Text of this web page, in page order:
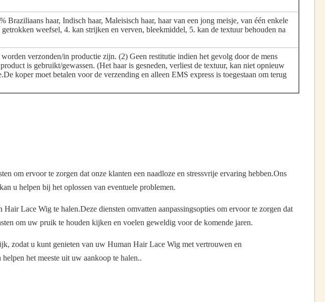
haar, Indisch haar, Maleisisch haar, haar van een jong meisje, van één enkele
weefsel, 4. kan strijken en verven, bleekmiddel, 5. kan de textuur behouden na
verzonden/in productie zijn. (2) Geen restitutie indien het gevolg door de mens
is gebruikt/gewassen. (Het haar is gesneden, verliest de textuur, kan niet opnieuw
koper moet betalen voor de verzending en alleen EMS express is toegestaan om terug
om ervoor te zorgen dat onze klanten een naadloze en stressvrije ervaring hebben.Ons
u helpen bij het oplossen van eventuele problemen.
Lace Wig te halen.Deze diensten omvatten aanpassingsopties om ervoor te zorgen dat
om uw pruik te houden kijken en voelen geweldig voor de komende jaren.
zodat u kunt genieten van uw Human Hair Lace Wig met vertrouwen en
het meeste uit uw aankoop te halen..